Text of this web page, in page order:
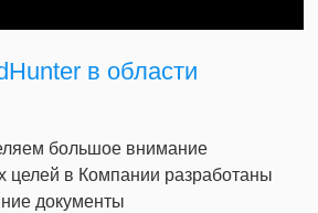
в области
большое внимание
целей в Компании разработаны
документы